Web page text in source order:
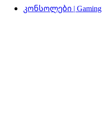
კონსოლები | Gaming